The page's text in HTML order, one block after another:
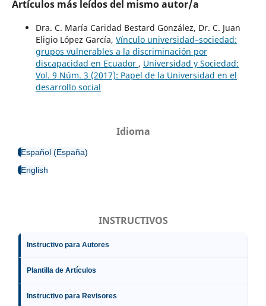
Artículos más leídos del mismo autor/a
Dra. C. María Caridad Bestard González, Dr. C. Juan
Eligio López García, Vínculo universidad–sociedad:
grupos vulnerables a la discriminación por
discapacidad en Ecuador , Universidad y Sociedad:
Vol. 9 Núm. 3 (2017): Papel de la Universidad en el
desarrollo social
Idioma
Español (España)
English
INSTRUCTIVOS
Instructivo para Autores
Plantilla de Artículos
Instructivo para Revisores